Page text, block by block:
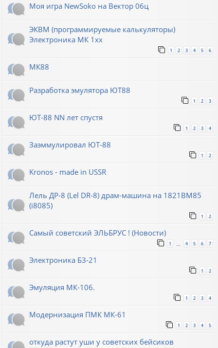
Моя игра NewSoko на Вектор 06ц
ЭКВМ (программируемые калькуляторы)
Электроника МК 1хх
1 2 3 4 5 6
МК88
Разработка эмулятора ЮТ88
1 2 3
ЮТ-88 NN лет спустя
1 2 3 4
Заэммулировал ЮТ-88
1 2
Kronos - made in USSR
Лель ДР-8 (Lel DR-8) драм-машина на 1821ВМ85
(i8085)
1 2
Самый советский ЭЛЬБРУС ! (Новости)
1 … 4 5 6 7
Электроника Б3-21
1 2
Эмуляция МК-106.
1 2 3 4
Модернизация ПМК МК-61
1 2 3 4 5
откуда растут уши у советских бейсиков